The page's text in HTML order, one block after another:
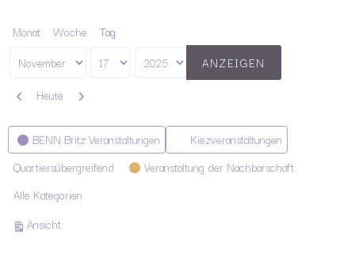
Monat Woche Tag
Monat
Tag
Jahr
Zurück
Heute Weiter
Kategorien
BENN Britz Veranstaltungen
Kiezveranstaltungen
Quartiersübergreifend
Veranstaltung der Nachbarschaft
Alle Kategorien
Ansichtausdrucken